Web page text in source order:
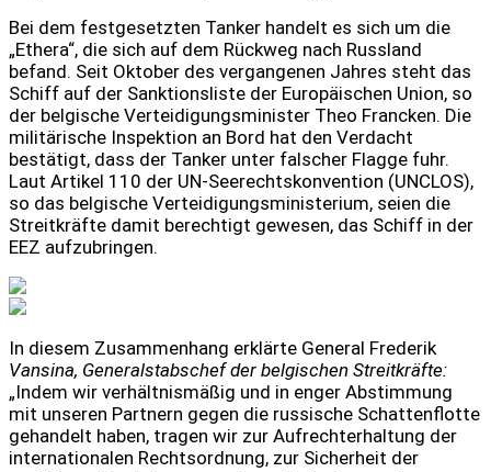
Bei dem festgesetzten Tanker handelt es sich um die
„Ethera“, die sich auf dem Rückweg nach Russland
befand. Seit Oktober des vergangenen Jahres steht das
Schiff auf der Sanktionsliste der Europäischen Union, so
der belgische Verteidigungsminister Theo Francken. Die
militärische Inspektion an Bord hat den Verdacht
bestätigt, dass der Tanker unter falscher Flagge fuhr.
Laut Artikel 110 der UN-Seerechtskonvention (UNCLOS),
so das belgische Verteidigungsministerium, seien die
Streitkräfte damit berechtigt gewesen, das Schiff in der
EEZ aufzubringen.
In diesem Zusammenhang erklärte General Frederik
Vansina, Generalstabschef der belgischen Streitkräfte:
„Indem wir verhältnismäßig und in enger Abstimmung
mit unseren Partnern gegen die russische Schattenflotte
gehandelt haben, tragen wir zur Aufrechterhaltung der
internationalen Rechtsordnung, zur Sicherheit der